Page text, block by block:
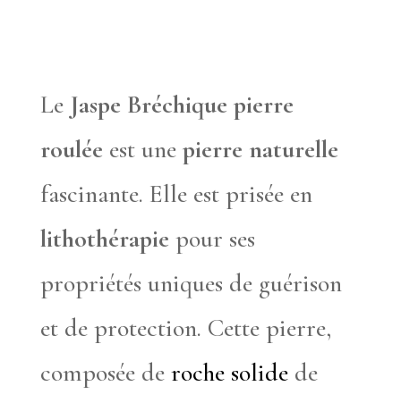
Le Jaspe Bréchique pierre
roulée est une pierre naturelle
fascinante. Elle est prisée en
lithothérapie pour ses
propriétés uniques de guérison
et de protection. Cette pierre,
composée de roche solidede